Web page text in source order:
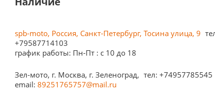
spb-moto, Россия, Санкт-Петербург, Тосина улица, 9
+79587714103
график работы: Пн-Пт : с 10 до 18
Зел-мото, г. Москва, г. Зеленоград, тел: +74957785545
email: 89251765757@mail.ru